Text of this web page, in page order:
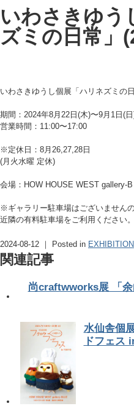
いわさきゆう
ズミの日常」
いわさきゆうし個展「ハリネズミの
期間：2024年8月22日(木)〜9月1日(
営業時間：11:00〜17:00
※定休日：8月26,27,28日
(月火水曜 定休)
会場：HOW HOUSE WEST gallery-B
※ギャラリー駐車場はございません
近隣の有料駐車場をご利用ください。
2024-08-12 ｜ Posted in EXHIBITION
関連記事
尚craftwworks展 「余
水仙舎個
ドフェス